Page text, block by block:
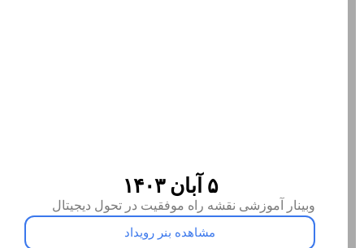
۵ آبان ۱۴۰۳
وبینار آموزشی نقشه راه موفقیت در تحول دیجیتال
مشاهده بنر رویداد